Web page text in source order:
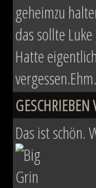
geheimzu
das sollte
Hatte
Das ist schön.